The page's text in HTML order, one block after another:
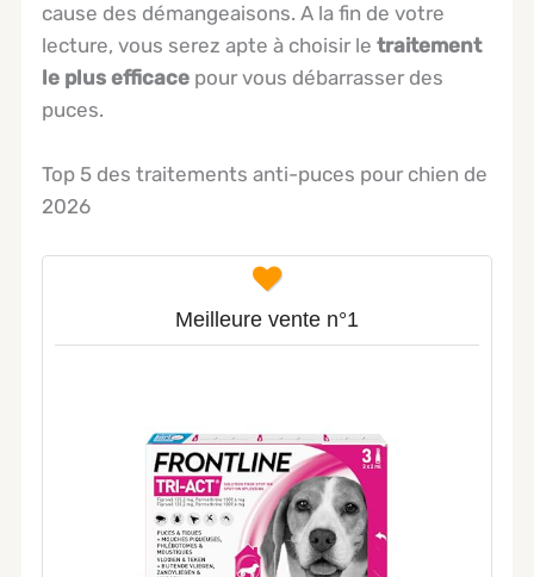
cause des démangeaisons. A la fin de votre
lecture, vous serez apte à choisir letraitement
le plus efficace pour vous débarrasser des
puces.
Top 5 des traitements anti-puces pour chien de
2026
Meilleure vente n°1